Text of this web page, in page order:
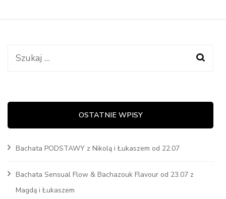
Szukaj:
OSTATNIE WPISY
Bachata PODSTAWY z Nikolą i Łukaszem od 22.07
Bachata Sensual Flow & Bachazouk Flavour od 23.07 z
Magdą i Łukaszem